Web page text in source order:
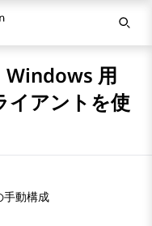
Windows 用
アントを使
動構成